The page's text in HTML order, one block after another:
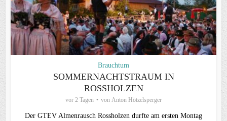
Brauchtum
SOMMERNACHTSTRAUM IN
ROSSHOLZEN
vor 2 Tagen von Anton Hötzelsperger
Der GTEV Almenrausch Rossholzen durfte am ersten Montag